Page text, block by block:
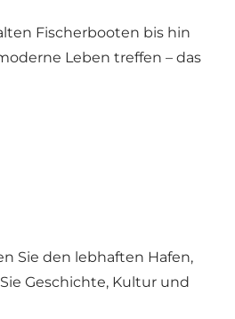
Fischerbooten bis hin
Leben treffen – das
Sie den lebhaften Hafen,
Geschichte, Kultur und